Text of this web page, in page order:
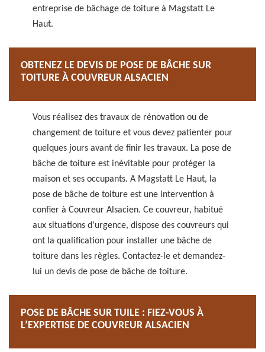
entreprise de bâchage de toiture à Magstatt Le
Haut.
OBTENEZ LE DEVIS DE POSE DE BÂCHE SUR
TOITURE À COUVREUR ALSACIEN
Vous réalisez des travaux de rénovation ou de
changement de toiture et vous devez patienter pour
quelques jours avant de finir les travaux. La pose de
bâche de toiture est inévitable pour protéger la
maison et ses occupants. A Magstatt Le Haut, la
pose de bâche de toiture est une intervention à
confier à Couvreur Alsacien. Ce couvreur, habitué
aux situations d’urgence, dispose des couvreurs qui
ont la qualification pour installer une bâche de
toiture dans les règles. Contactez-le et demandez-
lui un devis de pose de bâche de toiture.
POSE DE BÂCHE SUR TUILE : FIEZ-VOUS À
L’EXPERTISE DE COUVREUR ALSACIEN